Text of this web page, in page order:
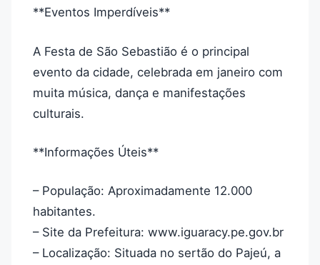
**Eventos Imperdíveis**
A Festa de São Sebastião é o principal
evento da cidade, celebrada em janeiro com
muita música, dança e manifestações
culturais.
**Informações Úteis**
– População: Aproximadamente 12.000
habitantes.
– Site da Prefeitura: www.iguaracy.pe.gov.br
– Localização: Situada no sertão do Pajeú, a